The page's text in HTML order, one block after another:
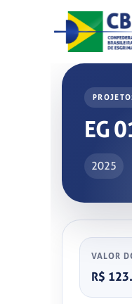
EG
2025
VALOR
R$